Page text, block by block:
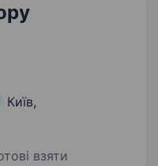
Київ,
взяти